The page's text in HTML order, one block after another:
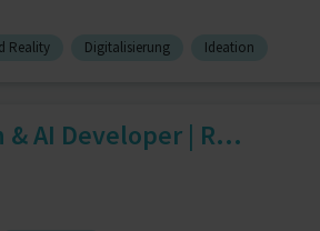
Reality Digitalisierung Ideation
AI Developer | R...